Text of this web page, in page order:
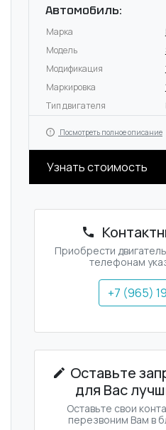
Автомобиль:
Марка
Модель
Модификация
Маркировка
Тип двигателя
Посмотреть полное описание
Узнать стоимость
Приобрести
телефонам
+7 (965)
Оставьте
для Вас
Оставьте свои
перезвоним Вам в